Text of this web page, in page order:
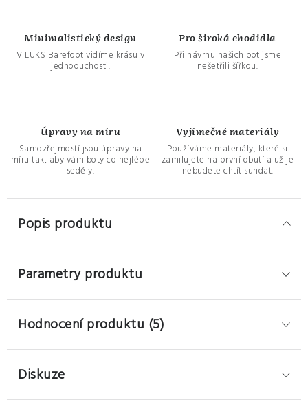
Minimalistický design
V LUKS Barefoot vidíme krásu v
jednoduchosti.
Pro široká chodidla
Při návrhu našich bot jsme
nešetřili šířkou.
Úpravy na míru
Samozřejmostí jsou úpravy na
míru tak, aby vám boty co nejlépe
seděly.
Vyjímečné materiály
Používáme materiály, které si
zamilujete na první obutí a už je
nebudete chtít sundat.
Popis produktu
Parametry produktu
Hodnocení produktu (5)
Diskuze